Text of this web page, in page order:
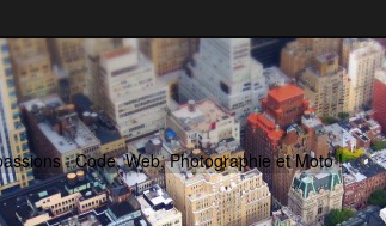
: Code, Web, Photographie et Moto !